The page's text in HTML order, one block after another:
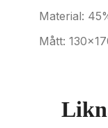
Material:
Mått: